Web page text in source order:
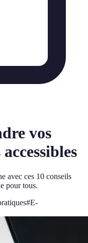
vos
avec ces 10 conseils
pour tous.
#E-